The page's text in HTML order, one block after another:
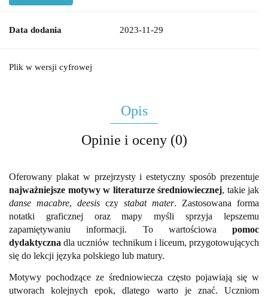
Data dodania 2023-11-29
Plik w wersji cyfrowej
Opis
Opinie i oceny (0)
Oferowany plakat w przejrzysty i estetyczny sposób prezentuje
najważniejsze motywy w literaturze średniowiecznej, takie jak
danse macabre, deesis czy stabat mater. Zastosowana forma
notatki graficznej oraz mapy myśli sprzyja lepszemu
zapamiętywaniu informacji. To wartościowa pomoc
dydaktyczna dla uczniów technikum i liceum, przygotowujących
się do lekcji języka polskiego lub matury.
Motywy pochodzące ze średniowiecza często pojawiają się w
utworach kolejnych epok, dlatego warto je znać. Uczniom